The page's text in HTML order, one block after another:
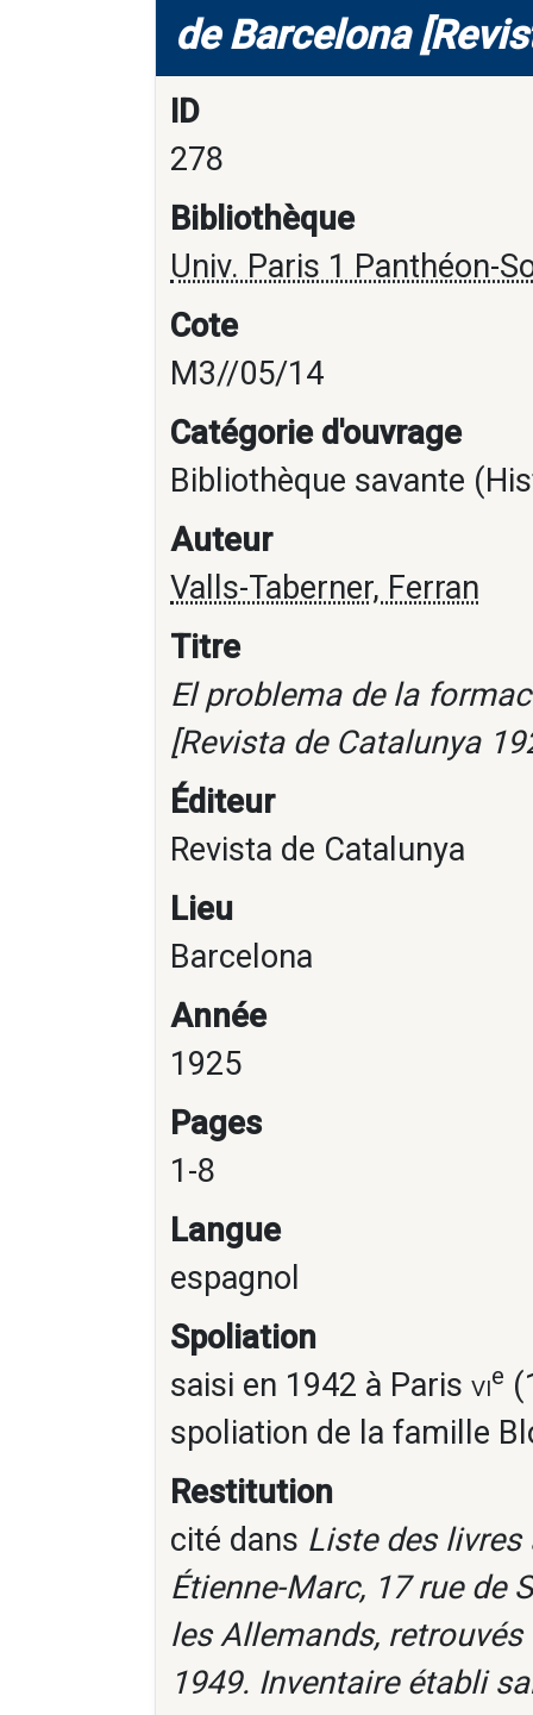
de Barcelona
ID
278
Bibliothèque
Univ. Paris 1 Panthéon-
Cote
M3//05/14
Catégorie d'ouvrage
Bibliothèque savante
Auteur
Valls-Taberner, Ferran
Titre
El problema de la
[Revista de Catalunya
Éditeur
Revista de Catalunya
Lieu
Barcelona
Année
1925
Pages
1-8
Langue
espagnol
Spoliation
saisi en 1942 à Paris vie
spoliation de la famille
Restitution
cité dans Liste des
Étienne-Marc, 17 rue de
les Allemands,
1949. Inventaire établi